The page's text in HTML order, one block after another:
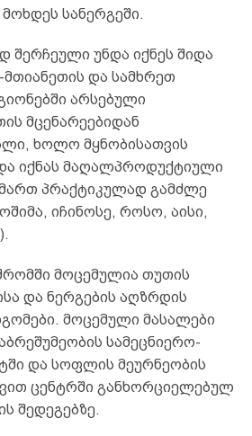
სანერგეში.
შერჩეული უნდა იქნეს შიდა
და სამხრეთ
არსებული
მცენარეებიდან
ხოლო მყნობისათვის
იქნას მაღალპროდუქტიული
პრაქტიკულად გამძლე
იჩინოსე, როსო, აისი,
მოცემულია თუთის
და ნერგების აღზრდის
მოცემული მასალები
სამეცნიერო-
და სოფლის მეურნეობის
ცენტრში განხორციელებულ
შედეგებზე.